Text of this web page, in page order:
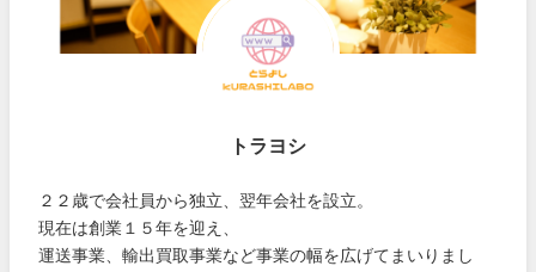
トラヨシ
２２歳で会社員から独立、翌年会社を設立。
現在は創業１５年を迎え、
運送事業、輸出買取事業など事業の幅を広げてまいりまし